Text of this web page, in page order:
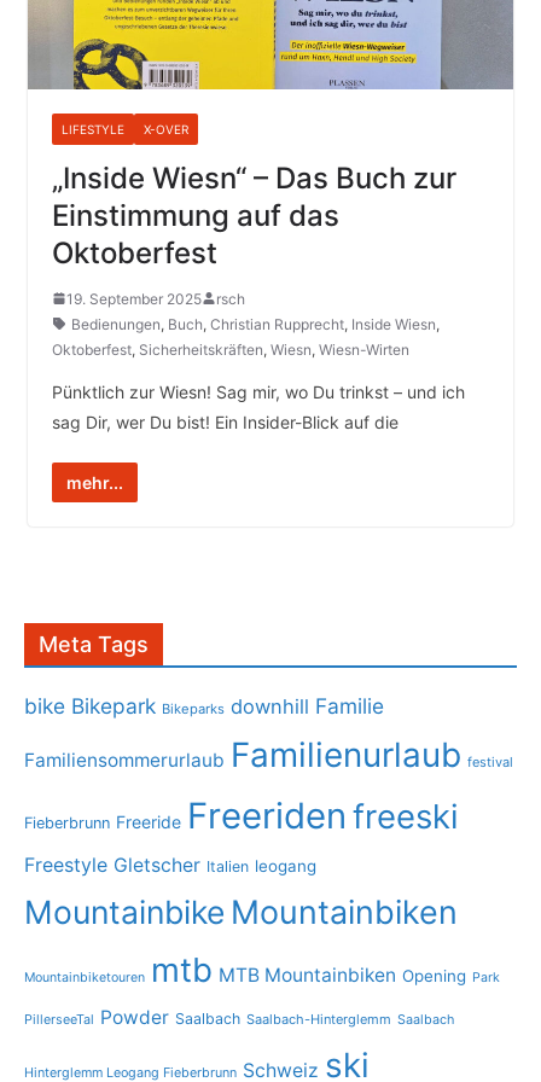
LIFESTYLE X-OVER
„Inside Wiesn“ – Das Buch zur
Einstimmung auf das
Oktoberfest
19. September 2025
rsch
Bedienungen, Buch, Christian Rupprecht, Inside Wiesn,
Oktoberfest, Sicherheitskräften, Wiesn, Wiesn-Wirten
Pünktlich zur Wiesn! Sag mir, wo Du trinkst – und ich
sag Dir, wer Du bist! Ein Insider-Blick auf die
mehr...
Meta Tags
bike Bikepark Bikeparks downhill Familie
Familiensommerurlaub Familienurlaub festival
Fieberbrunn Freeride Freeriden freeski
Freestyle Gletscher Italien leogang
Mountainbike Mountainbiken
Mountainbiketouren mtb MTB Mountainbiken Opening Park
PillerseeTal Powder Saalbach Saalbach-Hinterglemm Saalbach
Hinterglemm Leogang Fieberbrunn Schweiz ski